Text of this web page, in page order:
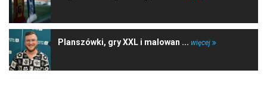
Planszówki, gry XXL i malowan ... więcej